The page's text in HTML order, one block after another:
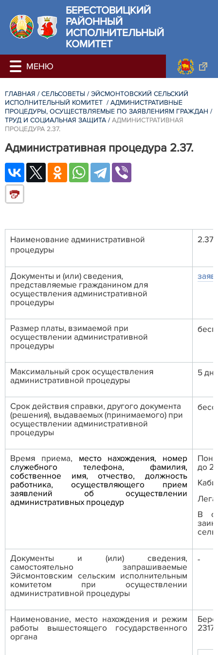
БЕРЕСТОВИЦКИЙ
РАЙОННЫЙ
ИСПОЛНИТЕЛЬНЫЙ
КОМИТЕТ
ГЛАВНАЯ / СЕЛЬСОВЕТЫ / ЭЙСМОНТОВСКИЙ СЕЛЬСКИЙ
ИСПОЛНИТЕЛЬНЫЙ КОМИТЕТ / АДМИНИСТРАТИВНЫЕ
ПРОЦЕДУРЫ, ОСУЩЕСТВЛЯЕМЫЕ ПО ЗАЯВЛЕНИЯМ ГРАЖДАН /
ТРУД И СОЦИАЛЬНАЯ ЗАЩИТА / АДМИНИСТРАТИВНАЯ
ПРОЦЕДУРА 2.37.
Административная процедура 2.37.
Наименование административной
процедуры
2.37.
Документы и (или) сведения,
представляемые гражданином для
осуществления административной
процедуры
Размер платы, взимаемой при
осуществлении административной
процедуры
Максимальный срок осуществления
административной процедуры
5
Срок действия справки, другого документа
(решения), выдаваемых (принимаемого) при
осуществлении административной
процедуры
Время приема, место нахождения, номер
служебного телефона, фамилия,
собственное имя, отчество, должность
работника, осуществляющего прием
заявлений об осуществлении
административных процедур
до
В
Документы и (или) сведения,
самостоятельно запрашиваемые
Эйсмонтовским сельским исполнительным
комитетом при осуществлении
административной процедуры
-
Наименование, место нахождения и режим
работы вышестоящего государственного
органа